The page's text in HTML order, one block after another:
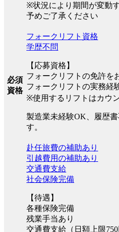
※状況により期間が変動
予めご了承ください
必須
資格
フォークリフト資格
学歴不問
【応募資格】
フォークリフトの免許を
フォークリフトの実務経
※使用するリフトはカウ
製造業未経験OK、履歴
す。
赴任旅費の補助あり
引越費用の補助あり
交通費支給
社会保険完備
【待遇】
各種保険完備
残業手当あり
交通費支給（日額上限750